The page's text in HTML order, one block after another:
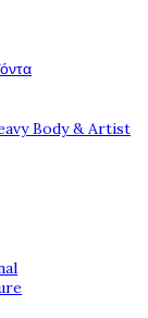
Body & Artist